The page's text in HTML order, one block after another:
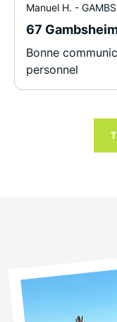
Manuel H. -
Bonne
personnel